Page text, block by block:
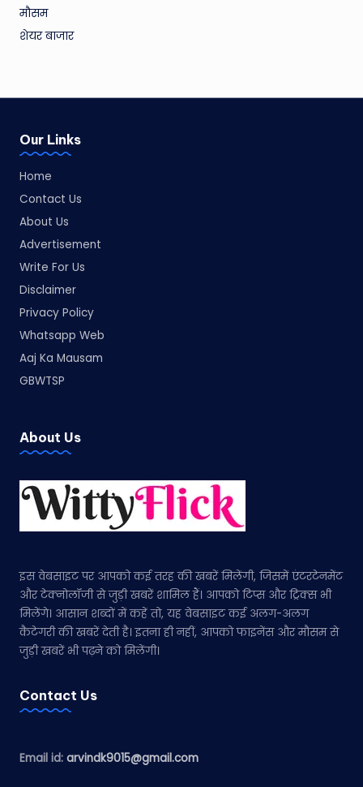
मौसम
शेयर बाजार
Our Links
Home
Contact Us
About Us
Advertisement
Write For Us
Disclaimer
Privacy Policy
Whatsapp Web
Aaj Ka Mausam
GBWTSP
About Us
इस वेबसाइट पर आपको कई तरह की खबरें मिलेंगी, जिसमें एंटरटेनमेंट
और टेक्नोलॉजी से जुड़ी खबरें शामिल हैं। आपको टिप्स और ट्रिक्स भी
मिलेंगे। आसान शब्दों में कहें तो, यह वेबसाइट कई अलग-अलग
कैटेगरी की खबरें देती है। इतना ही नहीं, आपको फाइनेंस और मौसम से
जुड़ी खबरें भी पढ़ने को मिलेंगी।
Contact Us
Email id: arvindk9015@gmail.com